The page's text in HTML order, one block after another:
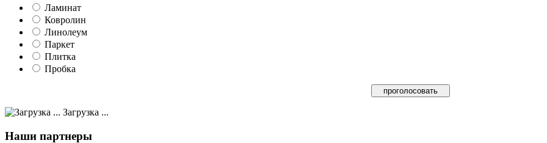
Ламинат
Ковролин
Линолеум
Паркет
Плитка
Пробка
Загрузка ...
Наши партнеры